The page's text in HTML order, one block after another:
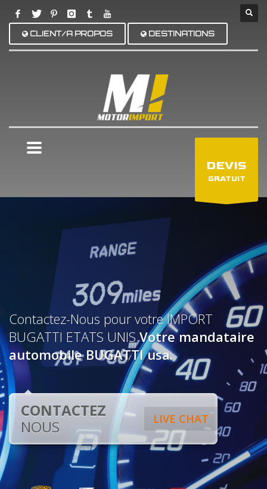
CLIENT/A PROPOS DESTINATIONS
DEVIS
GRATUIT
Contactez-Nous pour votre IMPORT
BUGATTI ETATS UNISVotre mandataire
automobile BUGATTI usa.
LIVE CHAT
CONTACTEZ
NOUS